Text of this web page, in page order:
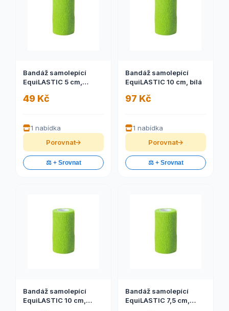
Bandáž samolepící
EquiLASTIC 5 cm,
49 Kč
1 nabídka
Porovnat
⚖️ + Srovnat
Bandáž samolepící
EquiLASTIC 10 cm, bílá
97 Kč
1 nabídka
Porovnat
⚖️ + Srovnat
Bandáž samolepící
EquiLASTIC 10 cm,
Bandáž samolepící
EquiLASTIC 7,5 cm,